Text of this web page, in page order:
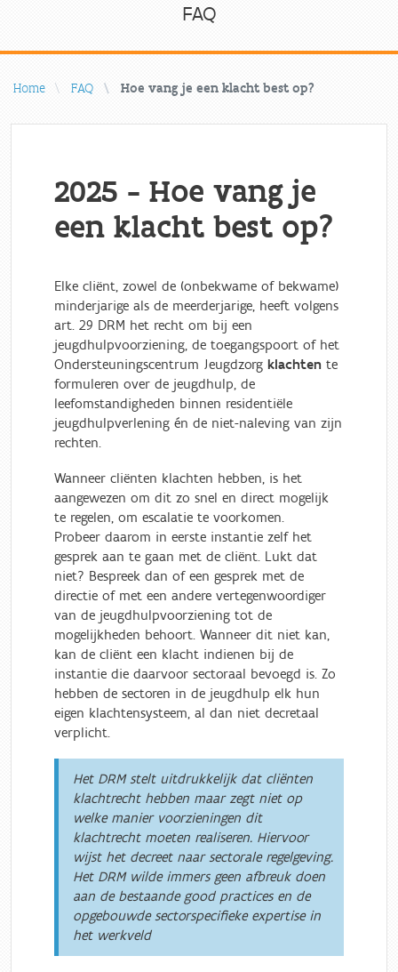
FAQ
Home FAQ Hoe vang je een klacht best op?
2025 - Hoe vang je
een klacht best op?
Elke cliënt, zowel de (onbekwame of bekwame)
minderjarige als de meerderjarige, heeft volgens
art. 29 DRM het recht om bij een
jeugdhulpvoorziening, de toegangspoort of het
Ondersteuningscentrum Jeugdzorg klachten te
formuleren over de jeugdhulp, de
leefomstandigheden binnen residentiële
jeugdhulpverlening én de niet-naleving van zijn
rechten.
Wanneer cliënten klachten hebben, is het
aangewezen om dit zo snel en direct mogelijk
te regelen, om escalatie te voorkomen.
Probeer daarom in eerste instantie zelf het
gesprek aan te gaan met de cliënt. Lukt dat
niet? Bespreek dan of een gesprek met de
directie of met een andere vertegenwoordiger
van de jeugdhulpvoorziening tot de
mogelijkheden behoort. Wanneer dit niet kan,
kan de cliënt een klacht indienen bij de
instantie die daarvoor sectoraal bevoegd is. Zo
hebben de sectoren in de jeugdhulp elk hun
eigen klachtensysteem, al dan niet decretaal
verplicht.
Het DRM stelt uitdrukkelijk dat cliënten
klachtrecht hebben maar zegt niet op
welke manier voorzieningen dit
klachtrecht moeten realiseren. Hiervoor
wijst het decreet naar sectorale regelgeving.
Het DRM wilde immers geen afbreuk doen
aan de bestaande good practices en de
opgebouwde sectorspecifieke expertise in
het werkveld